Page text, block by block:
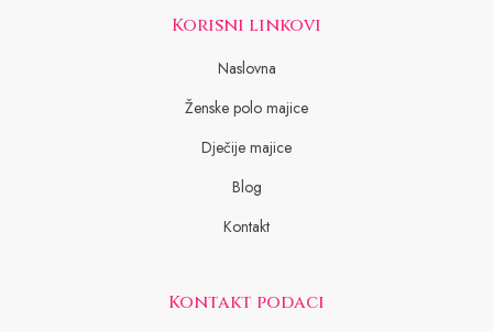
Korisni linkovi
Naslovna
Ženske polo majice
Dječije majice
Blog
Kontakt
Kontakt podaci